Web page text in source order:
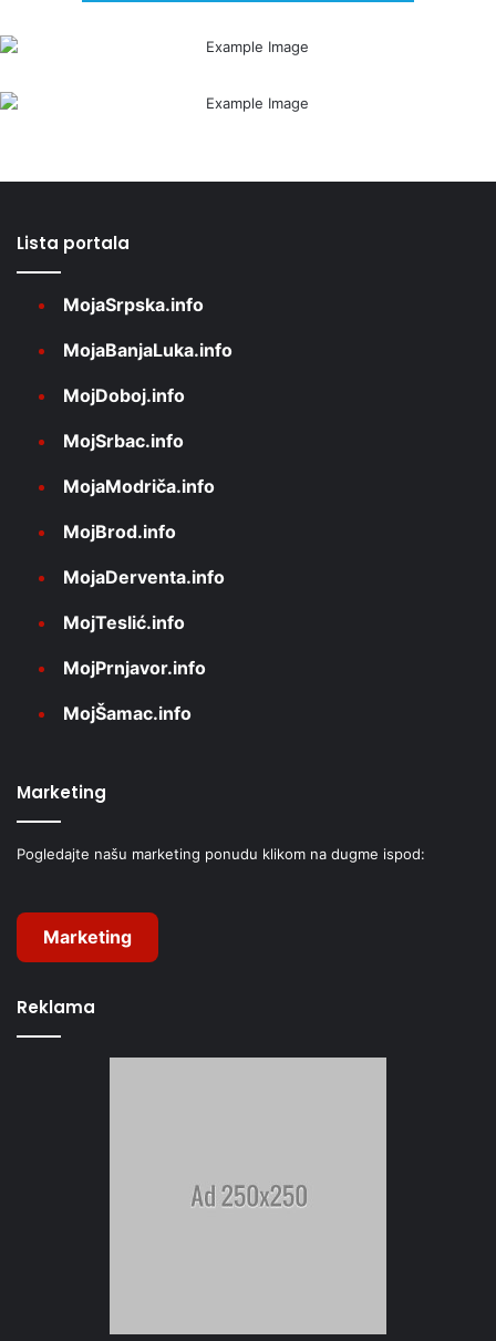
Lista portala
MojaSrpska.info
MojaBanjaLuka.info
MojDoboj.info
MojSrbac.info
MojaModriča.info
MojBrod.info
MojaDerventa.info
MojTeslić.info
MojPrnjavor.info
MojŠamac.info
Marketing
Pogledajte našu marketing ponudu klikom na dugme ispod:
Marketing
Reklama